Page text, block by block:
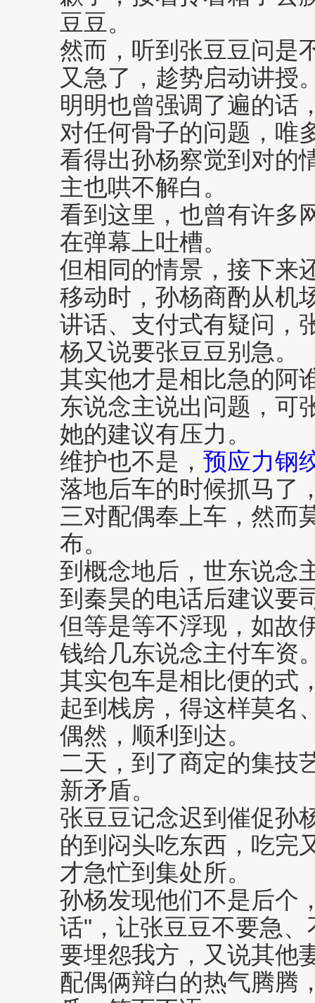
豆豆。
然而，听到张豆豆问是
又急了，趁势启动讲授
明明也曾强调了遍的话
对任何骨子的问题，唯
看得出孙杨察觉到对的
主也哄不解白。
看到这里，也曾有许多
在弹幕上吐槽。
但相同的情景，接下来
移动时，孙杨商酌从机
讲话、支付式有疑问，
杨又说要张豆豆别急。
其实他才是相比急的阿
东说念主说出问题，可
她的建议有压力。
维护也不是， 预应力钢
落地后车的时候抓马了
三对配偶奉上车，然而
布。
到概念地后，世东说念
到秦昊的电话后建议要
但等是等不浮现，如故
钱给几东说念主付车资
其实包车是相比便的式
起到栈房，得这样莫名
偶然，顺利到达。
二天，到了商定的集技
新矛盾。
张豆豆记念迟到催促孙
的到闷头吃东西，吃完
才急忙到集处所。
孙杨发现他们不是后个
话"，让张豆豆不要急
要埋怨我方，又说其他
配偶俩辩白的热气腾腾